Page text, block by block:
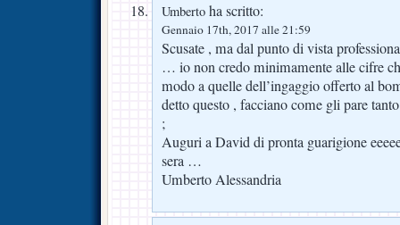
Umberto ha scritto:
Gennaio 17th, 2017 alle 21:59
Scusate , ma dal punto di vista
… io non credo minimamente alle cifre
modo a quelle dell’ingaggio offerto al
detto questo , facciano come gli pare
;
Auguri a David di pronta guarigione
sera …
Umberto Alessandria